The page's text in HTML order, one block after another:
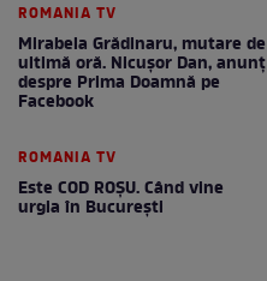
ROMANIA TV
Mirabela Grădinaru, mutare de
ultimă oră. Nicuşor Dan, anunţ
despre Prima Doamnă pe
Facebook
ROMANIA TV
Este COD ROŞU. Când vine
urgia în Bucureşti